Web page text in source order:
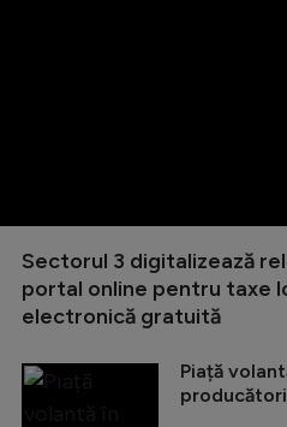
Sectorul 3 digitalizează
portal online pentru taxe
electronică gratuită
Piață